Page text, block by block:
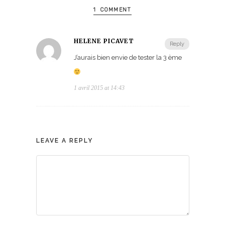
1 COMMENT
Reply
HÉLÈNE PICAVET
J’aurais bien envie de tester la 3 ème
1 avril 2015 at 14:43
LEAVE A REPLY